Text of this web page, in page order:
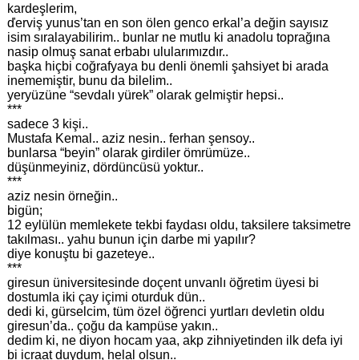
kardeşlerim,
ďerviş yunus’tan en son ölen genco erkal’a değin sayısız
isim sıralayabilirim.. bunlar ne mutlu ki anadolu toprağına
nasip olmuş sanat erbabı ulularımızdır..
başka hiçbi coğrafyaya bu denli önemli şahsiyet bi arada
inememiştir, bunu da bilelim..
yeryüzüne “sevdalı yürek” olarak gelmiştir hepsi..
***
sadece 3 kişi..
Mustafa Kemal.. aziz nesin.. ferhan şensoy..
bunlarsa “beyin” olarak girdiler ömrümüze..
düşünmeyiniz, dördüncüsü yoktur..
***
aziz nesin örneğin..
bigün;
12 eylülün memlekete tekbi faydası oldu, taksilere taksimetre
takılması.. yahu bunun için darbe mi yapılır?
diye konuştu bi gazeteye..
***
giresun üniversitesinde doçent unvanlı öğretim üyesi bi
dostumla iki çay içimi oturduk dün..
dedi ki, gürselcim, tüm özel öğrenci yurtları devletin oldu
giresun’da.. çoğu da kampüse yakın..
dedim ki, ne diyon hocam yaa, akp zihniyetinden ilk defa iyi
bi icraat duydum, helal olsun..